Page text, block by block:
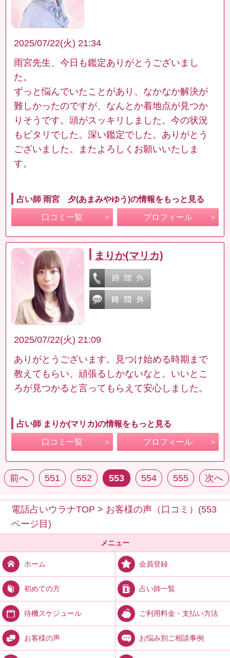
2025/07/22(火) 21:34
雨宮先生、今日も鑑定ありがとうございまし
た。
ずっと悩んでいたことがあり、なかなか解決が
難しかったのですが、なんとか着地点が見つか
りそうです。頭がスッキリしました。今の状況
もピタリでした。深い鑑定でした。ありがとう
ございました。またよろしくお願いいたしま
す。
占い師 雨宮 夕(あまみやゆう)の情報をもっと見る
口コミ一覧 プロフィール
まりか(マリカ)
2025/07/22(火) 21:09
ありがとうございます。見つけ始める時期まで
教えてもらい、頑張るしかないなと。いいとこ
ろが見つかると言ってもらえて安心しました。
占い師 まりか(マリカ)の情報をもっと見る
口コミ一覧 プロフィール
前へ 551 552 553 554 555 次へ
電話占いウラナTOP > お客様の声（口コミ）(553
ページ目)
メニュー
ホーム 会員登録
初めての方 占い師一覧
待機スケジュール ご利用料金・支払い方法
お客様の声 お悩み別ご相談事例